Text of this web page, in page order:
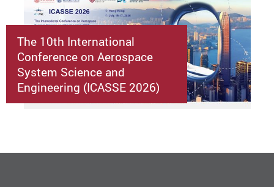
The 10th International
Conference on Aerospace
System Science and
Engineering (ICASSE 2026)